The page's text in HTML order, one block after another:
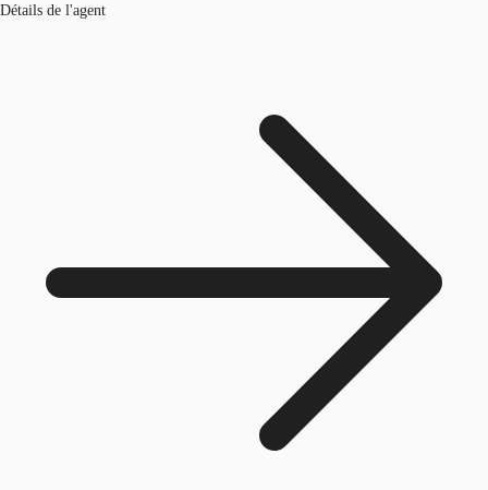
Détails de l'agent